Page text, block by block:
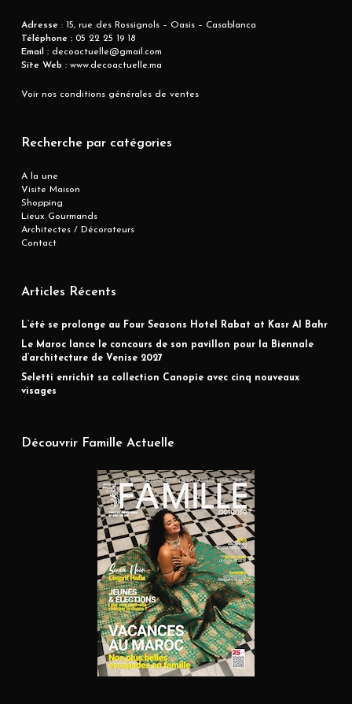
Adresse : 15, rue des Rossignols – Oasis – Casablanca
Téléphone :05 22 25 19 18
Email :decoactuelle@gmail.com
Site Web :www.decoactuelle.ma
Voir nos conditions générales de ventes
Recherche par catégories
A la une
Visite Maison
Shopping
Lieux Gourmands
Architectes / Décorateurs
Contact
Articles Récents
L’été se prolonge au Four Seasons Hotel Rabat at Kasr Al Bahr
Le Maroc lance le concours de son pavillon pour la Biennale
d’architecture de Venise 2027
Seletti enrichit sa collection Canopie avec cinq nouveaux
visages
Découvrir Famille Actuelle